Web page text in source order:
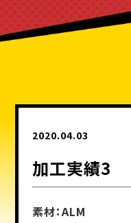
お問い合わせの流れ
2020.04.03
加工実績3
素材：ALM